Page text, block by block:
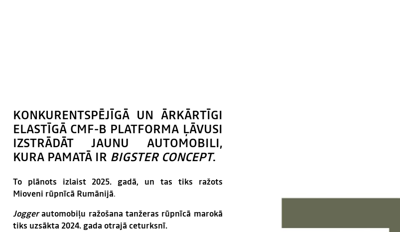
KONKURENTSPĒJĪGĀ UN ĀRKĀRTĪGI
ELASTĪGĀ CMF-B PLATFORMA ĻĀVUSI
IZSTRĀDĀT JAUNU AUTOMOBILI,
KURA PAMATĀ IR BIGSTER CONCEPT.
To plānots izlaist 2025. gadā, un tas tiks ražots
Mioveni rūpnīcā Rumānijā.
Joggerautomobiļu ražošana tanžeras rūpnīcā marokā
tiks uzsākta 2024. gada otrajā ceturksnī.